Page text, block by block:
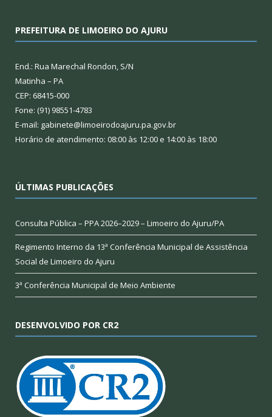
PREFEITURA DE LIMOEIRO DO AJURU
End.: Rua Marechal Rondon, S/N
Matinha – PA
CEP: 68415-000
Fone: (91) 98551-4783
E-mail: gabinete@limoeirodoajuru.pa.gov.br
Horário de atendimento: 08:00 às 12:00 e 14:00 às 18:00
ÚLTIMAS PUBLICAÇÕES
Consulta Pública – PPA 2026–2029 – Limoeiro do Ajuru/PA
Regimento Interno da 13ª Conferência Municipal de Assistência
Social de Limoeiro do Ajuru
3ª Conferência Municipal de Meio Ambiente
DESENVOLVIDO POR CR2